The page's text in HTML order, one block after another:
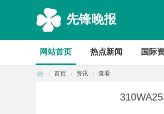
先锋晚报
网站首页 热点新闻 国际
首页 资讯 查看